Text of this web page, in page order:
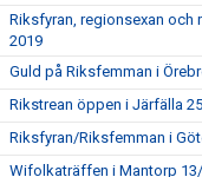
Riksfyran, regionsexan och
2019
Guld på Riksfemman i
Rikstrean öppen i Järfälla
Riksfyran/Riksfemman i
Wifolkaträffen i Mantorp